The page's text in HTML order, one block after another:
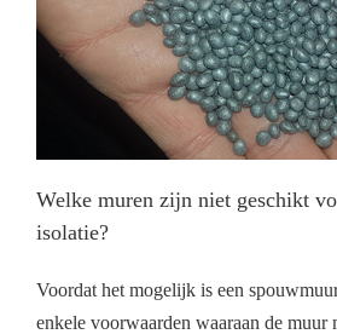
Welke muren zijn niet geschikt
isolatie?
Voordat het mogelijk is een
enkele voorwaarden waaraan de muur